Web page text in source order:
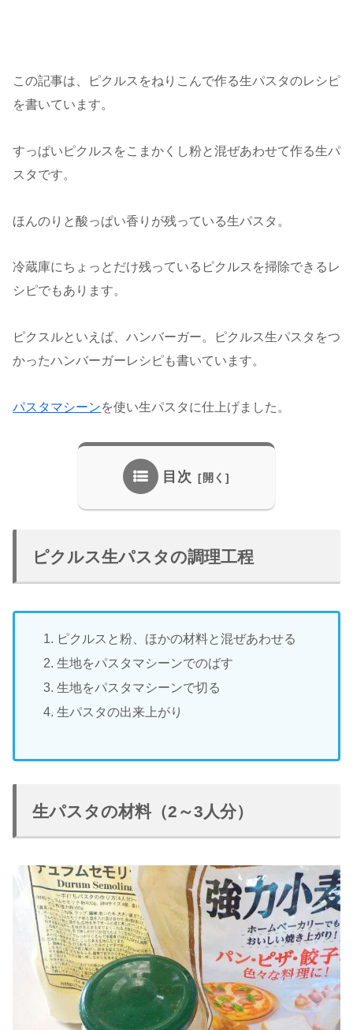
この記事は、ピクルスをねりこんで作る生パスタのレシピ
を書いています。
すっぱいピクルスをこまかくし粉と混ぜあわせて作る生パ
スタです。
ほんのりと酸っぱい香りが残っている生パスタ。
冷蔵庫にちょっとだけ残っているピクルスを掃除できるレ
シピでもあります。
ピクスルといえば、ハンバーガー。ピクルス生パスタをつ
かったハンバーガーレシピも書いています。
パスタマシーンを使い生パスタに仕上げました。
目次
ピクルス生パスタの調理工程
ピクルスと粉、ほかの材料と混ぜあわせる
生地をパスタマシーンでのばす
生地をパスタマシーンで切る
生パスタの出来上がり
生パスタの材料（2～3人分）